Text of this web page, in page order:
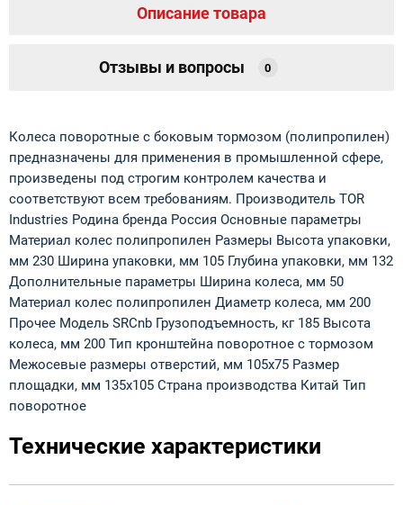
Описание товара
Отзывы и вопросы 0
Колеса поворотные c боковым тормозом (полипропилен)
предназначены для применения в промышленной сфере,
произведены под строгим контролем качества и
соответствуют всем требованиям. Производитель TOR
Industries Родина бренда Россия Основные параметры
Материал колес полипропилен Размеры Высота упаковки,
мм 230 Ширина упаковки, мм 105 Глубина упаковки, мм 132
Дополнительные параметры Ширина колеса, мм 50
Материал колес полипропилен Диаметр колеса, мм 200
Прочее Модель SRCnb Грузоподъемность, кг 185 Высота
колеса, мм 200 Тип кронштейна поворотное с тормозом
Межосевые размеры отверстий, мм 105х75 Размер
площадки, мм 135х105 Страна производства Китай Тип
поворотное
Технические характеристики